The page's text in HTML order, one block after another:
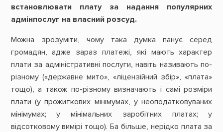
встановлювати плату за надання популярних
адмінпослуг на власний розсуд.
Можна зрозуміти, чому така думка панує серед
громадян, адже зараз платежі, які мають характер
плати за адміністративні послуги, навіть називають по-
різному («державне мито», «ліцензійний збір», «плата»
тощо), а також по-різному визначають і самі розміри
плати (у прожиткових мінімумах, у неоподатковуваних
мінімумах; у мінімальних заробітних платах; у
відсотковому вимірі тощо). Ба більше, нерідко плата за